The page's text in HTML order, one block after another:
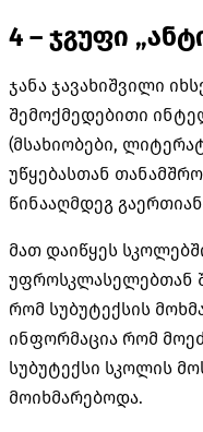
4 – ჯგუფი
ჯანა ჯავახიშვილი
შემოქმედებითი
(მსახიობები,
უწყებასთან
წინააღმდეგ
მათ დაიწყეს
უფროსკლასელებთან
რომ სუბუტექსის
ინფორმაცია რომ
სუბუტექსი სკოლის
მოიხმარებოდა.